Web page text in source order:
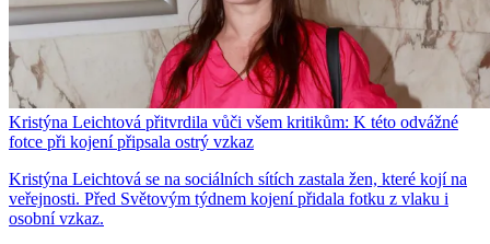
Kristýna Leichtová přitvrdila vůči všem kritikům: K této odvážné
fotce při kojení připsala ostrý vzkaz
Kristýna Leichtová se na sociálních sítích zastala žen, které kojí na
veřejnosti. Před Světovým týdnem kojení přidala fotku z vlaku i
osobní vzkaz.